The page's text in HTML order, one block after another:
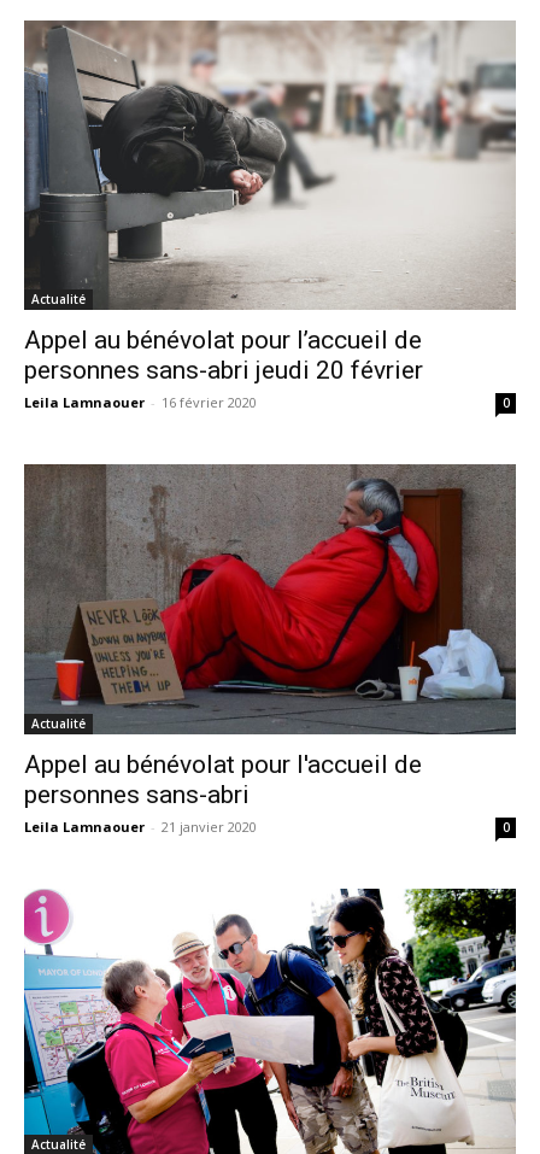
Actualité
Appel au bénévolat pour l’accueil de
personnes sans-abri jeudi 20 février
Leila Lamnaouer - 16 février 2020 0
Actualité
Appel au bénévolat pour l'accueil de
personnes sans-abri
Leila Lamnaouer - 21 janvier 2020 0
Actualité